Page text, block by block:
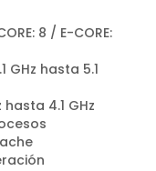
8 / E-CORE:
GHz hasta 5.1
4.1 GHz